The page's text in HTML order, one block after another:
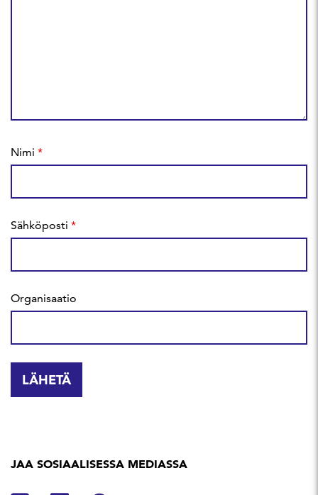
Nimi *
Sähköposti *
Organisaatio
JAA SOSIAALISESSA MEDIASSA